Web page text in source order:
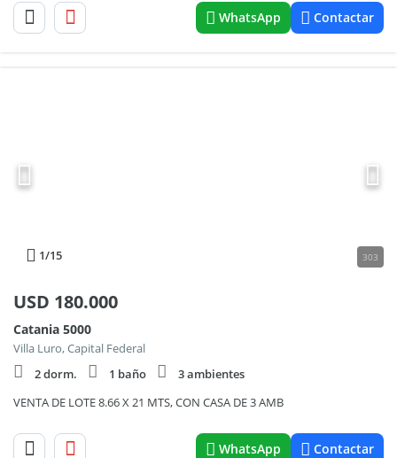
WhatsApp Contactar
1/15 303
USD 180.000
Catania 5000
Villa Luro, Capital Federal
2 dorm.
1 baño
3 ambientes
VENTA DE LOTE 8.66 X 21 MTS, CON CASA DE 3 AMB
WhatsApp Contactar